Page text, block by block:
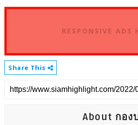
RESPONSIVE ADS
Share This
About กอง